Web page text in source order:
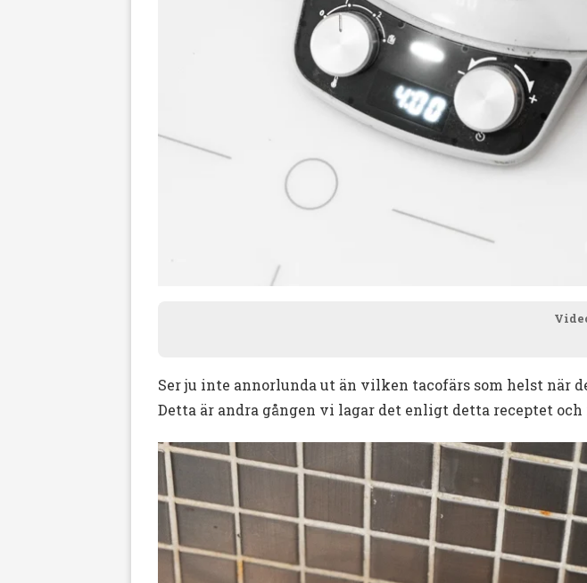
Ser ju inte annorlunda ut än vilken tacofärs som helst när
Detta är andra gången vi lagar det enligt detta receptet